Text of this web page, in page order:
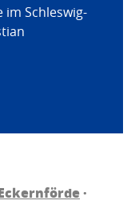
im Schleswig-
·